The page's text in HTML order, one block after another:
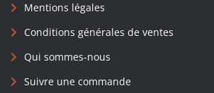
Mentions légales
Conditions générales de ventes
Qui sommes-nous
Suivre une commande